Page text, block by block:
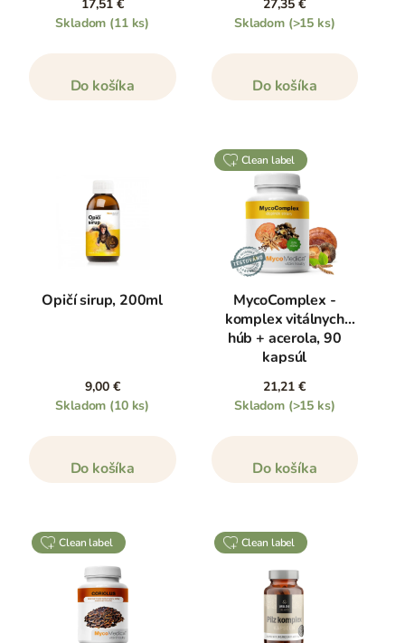
17,51 €
Skladom (11 ks)
Do košíka
27,35 €
Skladom (>15 ks)
Do košíka
Opičí sirup, 200ml
9,00 €
Skladom (10 ks)
Do košíka
clean label
MycoComplex -
komplex vitálnych
húb + acerola, 90
kapsúl
21,21 €
Skladom (>15 ks)
Do košíka
clean label clean label